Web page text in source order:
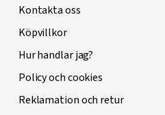
Kontakta oss
Köpvillkor
Hur handlar jag?
Policy och cookies
Reklamation och retur